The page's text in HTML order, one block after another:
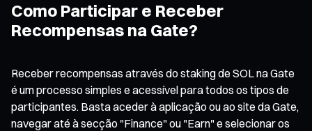
Como Participar e Receber
Recompensas na Gate?
Receber recompensas através do staking de SOL na Gate
é um processo simples e acessível para todos os tipos de
participantes. Basta aceder à aplicação ou ao site da Gate,
navegar até à secção "Finance" ou "Earn" e selecionar os